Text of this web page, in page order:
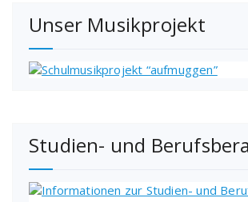
Unser Musikprojekt
Studien- und